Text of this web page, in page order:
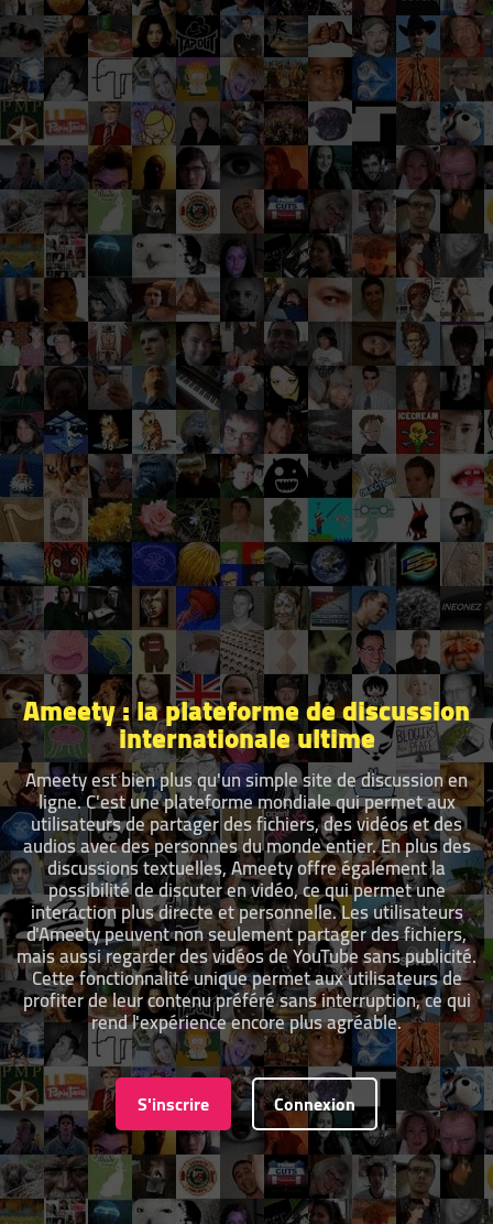
Ameety : la plateforme de discussion
internationale ultime
Ameety est bien plus qu'un simple site de discussion en
ligne. C'est une plateforme mondiale qui permet aux
utilisateurs de partager des fichiers, des vidéos et des
audios avec des personnes du monde entier. En plus des
discussions textuelles, Ameety offre également la
possibilité de discuter en vidéo, ce qui permet une
interaction plus directe et personnelle. Les utilisateurs
d'Ameety peuvent non seulement partager des fichiers,
mais aussi regarder des vidéos de YouTube sans publicité.
Cette fonctionnalité unique permet aux utilisateurs de
profiter de leur contenu préféré sans interruption, ce qui
rend l'expérience encore plus agréable.
S'inscrire Connexion